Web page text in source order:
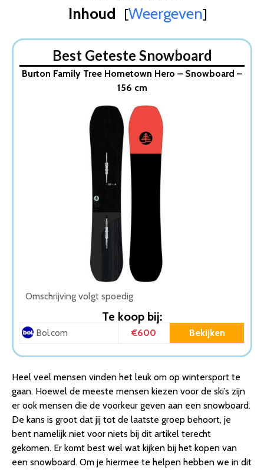
Inhoud [Weergeven]
1. Burton Family Tree Hometown Hero – Snowboard –
156 cm
2. Jones Stratos 2022 Snowboard Lengte: 161 Wide
3. Burton Flight Attendant – Snowboard – 159 cm
4. Burton Hideaway 2023 Snowboard Lengte: 144
5. Nidecker Score 2023 Snowboard Lengte: 159
6. BeXtreme Diamond – Snowboard – Freestyle – 152
7. Public Therapy – snowboard 18/19 – 151 cm
8. Arbor – Foundation – Snowboard – 155cm
Wat is de beste Snowboard van 2026
1. Burton Family Tree Hometown Hero – Snowboard –
2. Jones Stratos 2022 Snowboard Lengte: 161 Wide
3. Burton Flight Attendant – Snowboard – 159 cm
4. Burton Hideaway 2023 Snowboard Lengte: 144
6. BeXtreme Diamond – Snowboard – Freestyle – 152
7. Public Therapy – snowboard 18/19 – 151 cm
8. Arbor – Foundation – Snowboard – 155cm
Conclusie
Best Geteste Snowboard
Burton Family Tree Hometown Hero – Snowboard –
156 cm
Omschrijving volgt spoedig
Te koop bij:
Bol.com €600 Bekijken
Heel veel mensen vinden het leuk om op wintersport te
gaan. Hoewel de meeste mensen kiezen voor de ski’s zijn
er ook mensen die de voorkeur geven aan een snowboard.
De kans is groot dat jij tot de laatste groep behoort, je
bent namelijk niet voor niets bij dit artikel terecht
gekomen. Er komt best wel wat kijken bij het kopen van
een snowboard. Om je hiermee te helpen hebben we in dit